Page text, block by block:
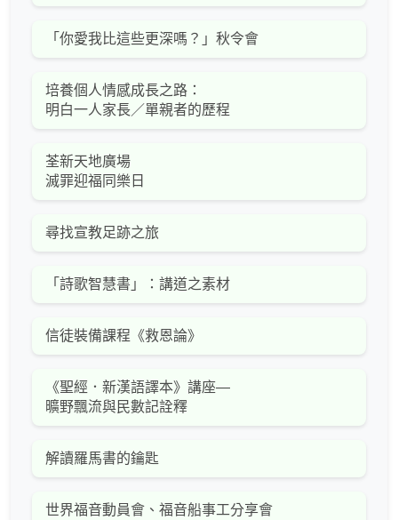
「你愛我比這些更深嗎？」秋令會
培養個人情感成長之路：
明白一人家長／單親者的歷程
荃新天地廣場
滅罪迎福同樂日
尋找宣教足跡之旅
「詩歌智慧書」：講道之素材
信徒裝備課程《救恩論》
《聖經．新漢語譯本》講座—
曠野飄流與民數記詮釋
解讀羅馬書的鑰匙
世界福音動員會、福音船事工分享會